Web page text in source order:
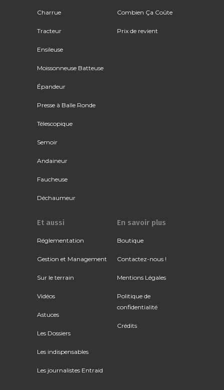
Charrue
Tracteur
Ensileuse
Moissonneuse Batteuse
Épandeur
Presse à Balle Ronde
Télescopique
Semoir
Andaineur
Faucheuse
Déchaumeur
Combien Ça Coûte
Prix de revient
Et aussi
Réglementation
Gestion et Management
Sur le terrain
Vidéos
Astuces
Les Dossiers
Les indispensables
Les journalistes Entraid
En savoir plus
Boutique
Contactez-nous !
Mentions Légales
Politique de
confidentialité
Crédits